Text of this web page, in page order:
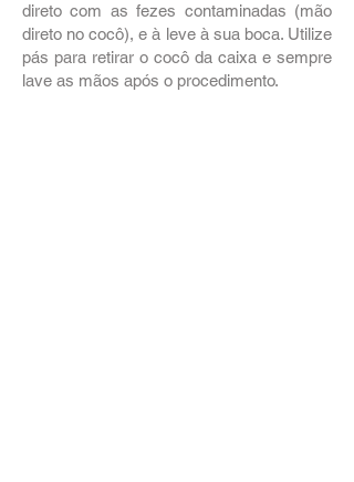
direto com as fezes contaminadas (mão
direto no cocô), e à leve à sua boca. Utilize
pás para retirar o cocô da caixa e sempre
lave as mãos após o procedimento.